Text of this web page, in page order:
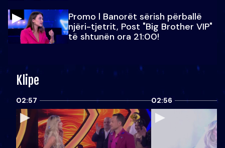
Promo l Banorët sërish përballë
njëri-tjetrit, Post "Big Brother VIP"
të shtunën ora 21:00!
Klipe
02:57 02:56